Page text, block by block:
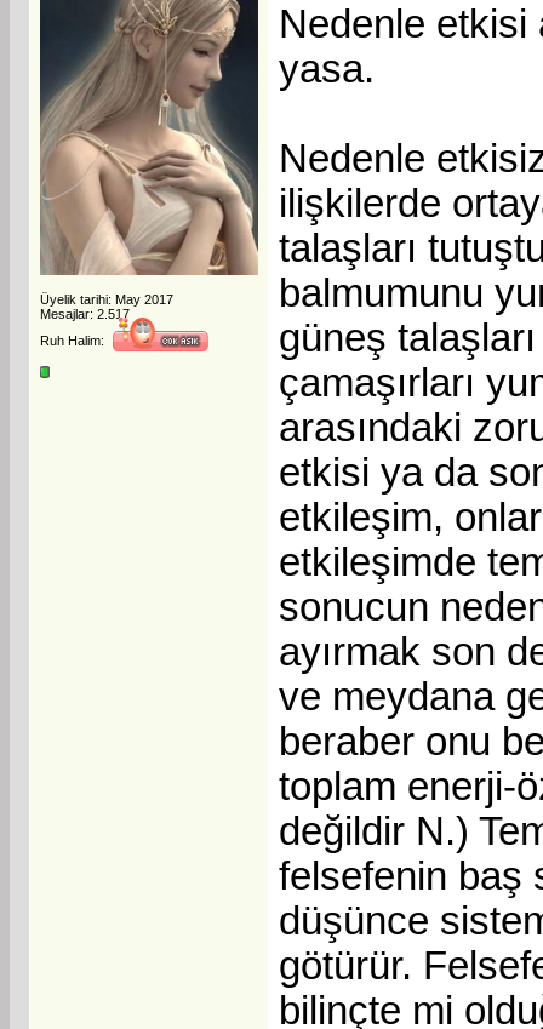
Üyelik tarihi: May 2017
Mesajlar: 2.517
Ruh Halim:
Nedenle etkisi
yasa.
Nedenle
ilişkilerde
talaşları
balmumunu
güneş
çamaşırları
arasındaki
etkisi ya da
etkileşim,
etkileşimde
sonucun
ayırmak son
ve meydana
beraber onu
toplam enerji-
değildir N.)
felsefenin baş
düşünce
götürür.
bilinçte mi